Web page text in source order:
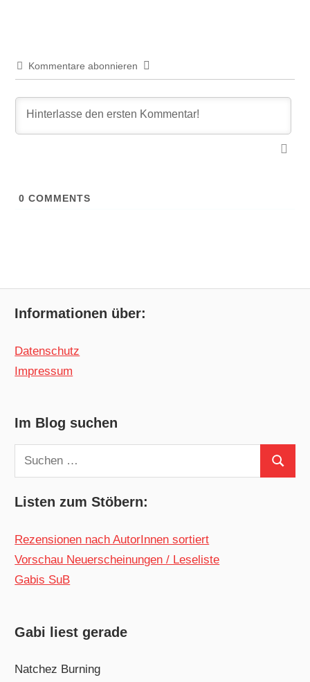
Kommentare abonnieren
0 COMMENTS
Informationen über:
Datenschutz
Impressum
Im Blog suchen
Suchen
nach:
Suchen
Listen zum Stöbern:
Rezensionen nach AutorInnen sortiert
Vorschau Neuerscheinungen / Leseliste
Gabis SuB
Gabi liest gerade
Natchez Burning